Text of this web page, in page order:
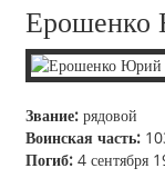
Ерошенко
Звание: рядовой
Воинская часть:
Погиб: 4 сентября